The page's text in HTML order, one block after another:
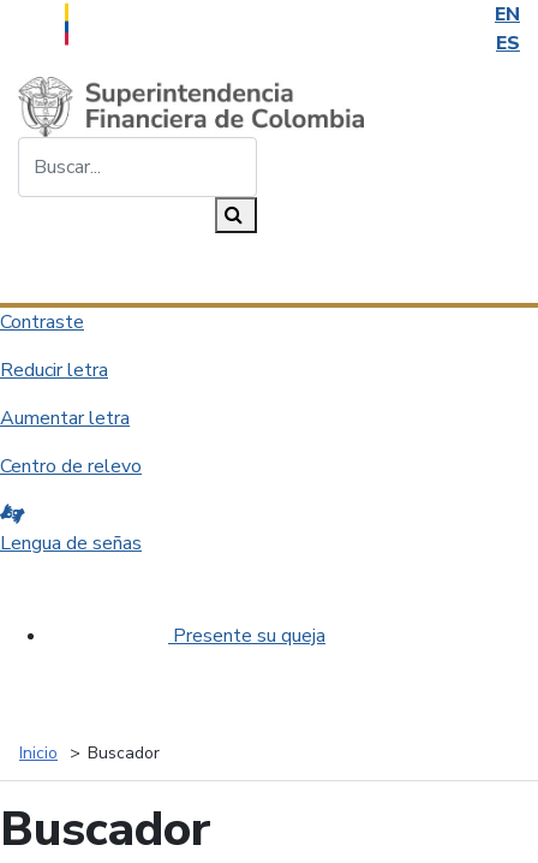
EN
ES
Saltar al contenido principal
Contraste
Reducir letra
Aumentar letra
Centro de relevo
Lengua de señas
Presente su queja
Inicio Buscador
Buscador